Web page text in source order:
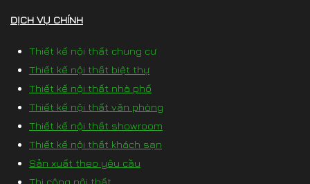
DỊCH VỤ CHÍNH
Thiết kế nội thất chung cư
Thiết kế nội thất biệt thự
Thiết kế nội thất nhà phố
Thiết kế nội thất văn phòng
Thiết kế nội thất showroom
Thiết kế nội thất khách sạn
Sản xuất theo yêu cầu